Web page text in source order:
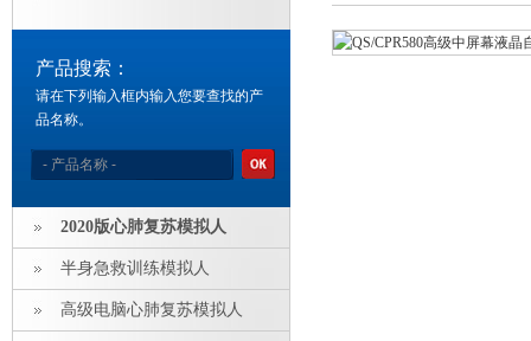
产品搜索：
请在下列输入框内输入您要查找的产
品名称。
2020版心肺复苏模拟人
半身急救训练模拟人
高级电脑心肺复苏模拟人